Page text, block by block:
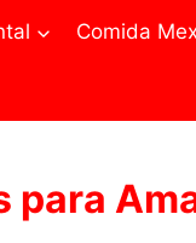
Comida
para